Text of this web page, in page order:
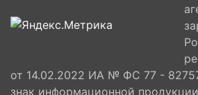
от 14.02.2022 ИА № ФС 77 -
знак информационной